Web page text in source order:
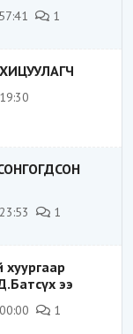
1
1
ээ
1